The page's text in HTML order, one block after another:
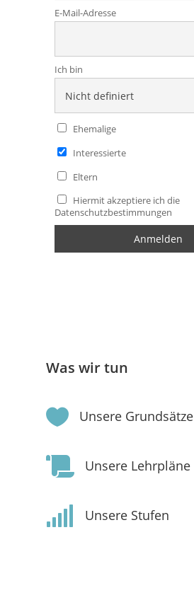
E-Mail-Adresse
Ich bin
Ehemalige
Interessierte
Eltern
Hiermit akzeptiere ich die
Datenschutzbestimmungen
Was wir tun
 Unsere Grundsätze
 Unsere Lehrpläne
 Unsere Stufen